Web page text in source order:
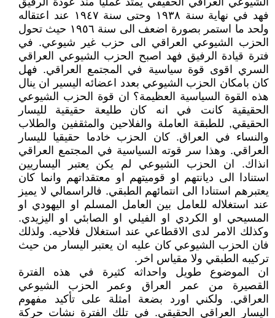
فهد في نهاية سنة ۱٩۳٨ وحتى سنة ۱٩٤٧ عند اعتقاله
ولحد ما استمر بصورة اضعف الى سنة ۱٩٥٦ حيث تحول
الحزب الشيوعي العراقي الى حزب غير شيوعي. في
فترة قيادة الرفيق فهد اصبح الحزب الشيوعي العراقي
السري اقوى قوة سياسية في المجتمع العراقي. فهل
كان بامكان الحزب الشيوعي بعدد اعضائه اليسير ان ينال
هذه القوة السياسية العظيمة؟ ان قوة الحزب الشيوعي
الحقيقية كانت في انه كان طليعة حقيقية لليسار
الحقيقي, للطبقة العاملة والفلاحين والمثقفين والطلاب
والنساء في العراق. كان الحزب خادما حقيقيا لليسار
العراقي. وهذا سر قوته السياسية في المجتمع العراقي
انذاك. ان الحزب الشيوعي لم يكن يعتبر اليساريين
استنادا الى ديانتهم او قوميتهم او معتقداتهم وانما كان
يعتبرهم استنادا الى انتمائهم الطبقي. فالراسمالي لا يميز
عند استغلاله للعامل بين العامل المسلم او اليهودي او
المسيحي او الكردي او الفيلي او الصابئي او اليزيدي.
وكذلك الامر لدى الاقطاعي عند استغلال فلاحيه. ولذلك
فان الحزب الشيوعي كان عليه ان يعتبر اليسار من حيث
تركيبه الطبقي ولا مقياس اخر.
ان الموضوع طويل واحداثه كثيرة في هذه الفترة
القصيرة من عمر العراق وعمر الحزب الشيوعي
العراقي. ولكني اورد بضعة امثلة على تأكيد مفهوم
اليسار العراقي الحقيقي. في تلك الفترة نشات حركة